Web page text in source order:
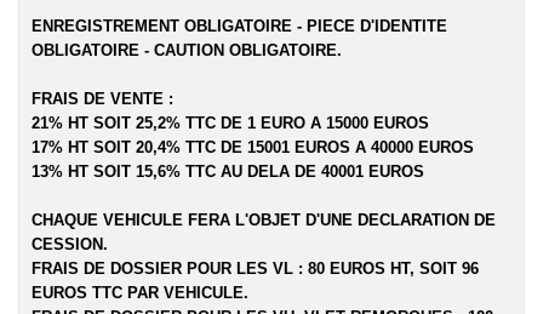
ENREGISTREMENT OBLIGATOIRE - PIECE D'IDENTITE
OBLIGATOIRE - CAUTION OBLIGATOIRE.
FRAIS DE VENTE :
21% HT SOIT 25,2% TTC DE 1 EURO A 15000 EUROS
17% HT SOIT 20,4% TTC DE 15001 EUROS A 40000 EUROS
13% HT SOIT 15,6% TTC AU DELA DE 40001 EUROS
CHAQUE VEHICULE FERA L'OBJET D'UNE DECLARATION DE
CESSION.
FRAIS DE DOSSIER POUR LES VL : 80 EUROS HT, SOIT 96
EUROS TTC PAR VEHICULE.